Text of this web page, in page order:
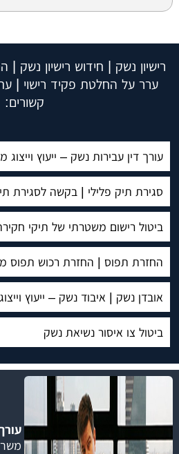
רישיון נשק | חידוש רישיון
ערר על החלטת פקיד רישוי |
קשורים:
עורך דין עבירות נשק – ייעוץ וייצוג
סגירת תיק פלילי | בקשה לסגירת
ביטול רישום משטרתי של תיקי
החזרת תפוס | החזרת רכוש תפוס
אובדן נשק | איבוד נשק – ייעוץ
ביטול צו איסור נשיאת נשק